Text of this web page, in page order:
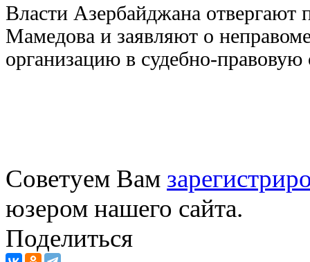
Власти Азербайджана отвергают
Мамедова и заявляют о
организацию в судебно-
Советуем Вам
юзером нашего сайта.
Поделиться